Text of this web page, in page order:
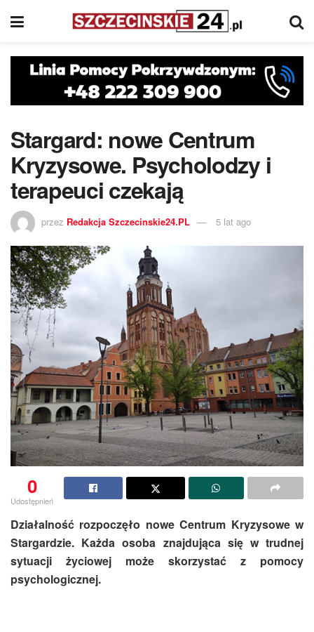
Stargard: nowe Centrum
Kryzysowe. Psycholodzy i
terapeuci czekają
przez Redakcja Szczecinskie24.PL 5 lat ago
0
Udostępnień
Działalność rozpoczęło nowe Centrum Kryzysowe w
Stargardzie. Każda osoba znajdująca się w trudnej
sytuacji życiowej może skorzystać z pomocy
psychologicznej.